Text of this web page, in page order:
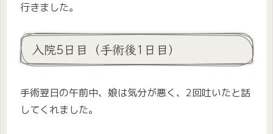
行きました。
入院5日目（手術後1日目）
手術翌日の午前中、娘は気分が悪く、2回吐いたと話
してくれました。